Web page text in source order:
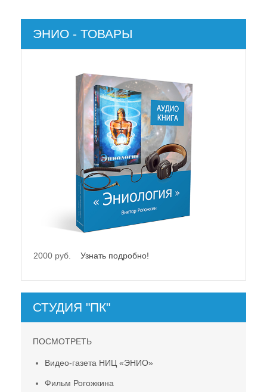
ЭНИО - ТОВАРЫ
руб.Узнать подробно!
СТУДИЯ "ПК"
ПОСМОТРЕТЬ
Видео-газета НИЦ «ЭНИО»
Фильм Рогожкина